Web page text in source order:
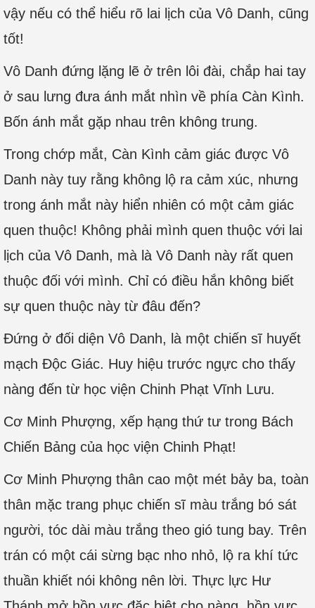
vậy nếu có thể hiểu rõ lai lịch của Vô Danh, cũng
tốt!
Vô Danh đứng lặng lẽ ở trên lôi đài, chắp hai tay
ở sau lưng đưa ánh mắt nhìn về phía Càn Kình.
Bốn ánh mắt gặp nhau trên không trung.
Trong chớp mắt, Càn Kình cảm giác được Vô
Danh này tuy rằng không lộ ra cảm xúc, nhưng
trong ánh mắt này hiển nhiên có một cảm giác
quen thuộc! Không phải mình quen thuộc với lai
lịch của Vô Danh, mà là Vô Danh này rất quen
thuộc đối với mình. Chỉ có điều hắn không biết
sự quen thuộc này từ đâu đến?
Đứng ở đối diện Vô Danh, là một chiến sĩ huyết
mạch Độc Giác. Huy hiệu trước ngực cho thấy
nàng đến từ học viện Chinh Phạt Vĩnh Lưu.
Cơ Minh Phượng, xếp hạng thứ tư trong Bách
Chiến Bảng của học viện Chinh Phạt!
Cơ Minh Phượng thân cao một mét bảy ba, toàn
thân mặc trang phục chiến sĩ màu trắng bó sát
người, tóc dài màu trắng theo gió tung bay. Trên
trán có một cái sừng bạc nho nhỏ, lộ ra khí tức
thuần khiết nói không nên lời. Thực lực Hư